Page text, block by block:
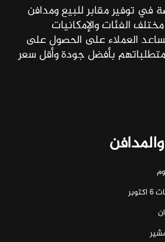
في توفير مقابر للبيع ومدافن
الفئات والإمكانيات
العملاء على الحصول على
بأفضل جودة وأقل سعر